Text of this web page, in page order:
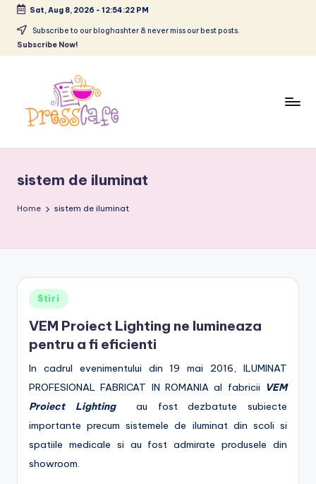
Skip
Sat, Aug 8, 2026 - 12:54:23 PM
Subscribe to our bloghashter & never miss our best posts.
Subscribe Now!
e
s
a
f
e
r
o
urbane
sistem de iluminat
Home sistem de iluminat
Posted
Stiri
VEM Proiect Lighting ne lumineaza
pentru a fi eficienti
In cadrul evenimentului din 19 mai 2016, ILUMINAT
PROFESIONAL FABRICAT IN ROMANIA al fabricii VEM
Proiect Lightingau fost dezbatute subiecte
importante precum sistemele de iluminat din scoli si
spatiile medicale si au fost admirate produsele din
showroom.